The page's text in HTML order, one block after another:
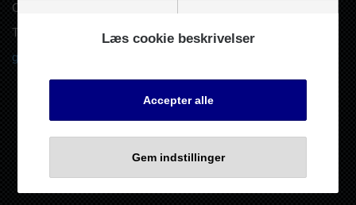
CVR. 29625476
Tlf.
gyllingauto@gmail.com
I forbindelse med klager eller tvist, henvises til ankenævnet for biler,
Statistiske Marketing
Læs cookie beskrivelser
Gem indstillinger
Accepter alle